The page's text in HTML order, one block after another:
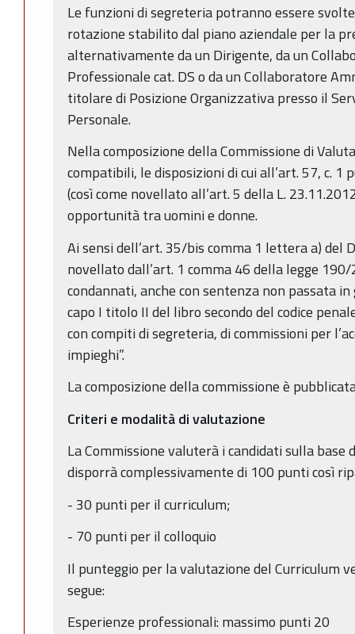
Le funzioni di segreteria potranno essere
rotazione stabilito dal piano aziendale per la
alternativamente da un Dirigente, da un
Professionale cat. DS o da un Collaboratore
titolare di Posizione Organizzativa presso il
Personale.
Nella composizione della Commissione di
compatibili, le disposizioni di cui all’art. 57, c. 1
(così come novellato all’art. 5 della L.
opportunità tra uomini e donne.
Ai sensi dell’art. 35/bis comma 1 lettera a) del
novellato dall’art. 1 comma 46 della legge
condannati, anche con sentenza non passata
capo I titolo II del libro secondo del codice
con compiti di segreteria, di commissioni per
impieghi”.
La composizione della commissione è
Criteri e modalità di valutazione
La Commissione valuterà i candidati sulla base
disporrà complessivamente di 100 punti così
- 30 punti per il curriculum;
- 70 punti per il colloquio
Il punteggio per la valutazione del Curriculum
segue:
Esperienze professionali: massimo punti 20